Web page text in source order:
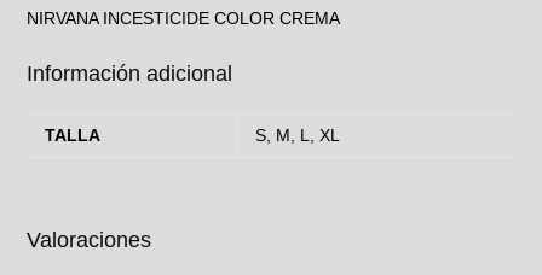
NIRVANA INCESTICIDE COLOR CREMA
Información adicional
TALLA S, M, L, XL
Valoraciones